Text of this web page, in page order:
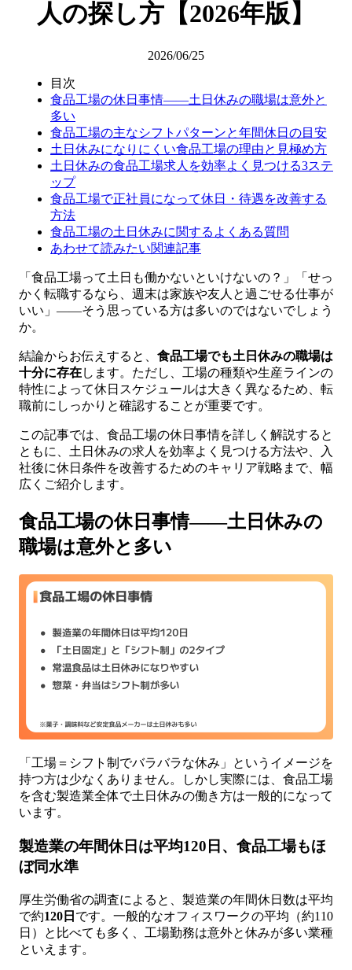
人の探し方【2026年版】
2026/06/25
目次
食品工場の休日事情——土日休みの職場は意外と
多い
食品工場の主なシフトパターンと年間休日の目安
土日休みになりにくい食品工場の理由と見極め方
土日休みの食品工場求人を効率よく見つける3ステ
ップ
食品工場で正社員になって休日・待遇を改善する
方法
食品工場の土日休みに関するよくある質問
あわせて読みたい関連記事
「食品工場って土日も働かないといけないの？」「せっ
かく転職するなら、週末は家族や友人と過ごせる仕事が
いい」——そう思っている方は多いのではないでしょう
か。
結論からお伝えすると、 食品工場でも土日休みの職場は
十分に存在します。ただし、工場の種類や生産ラインの
特性によって休日スケジュールは大きく異なるため、転
職前にしっかりと確認することが重要です。
この記事では、食品工場の休日事情を詳しく解説すると
ともに、土日休みの求人を効率よく見つける方法や、入
社後に休日条件を改善するためのキャリア戦略まで、幅
広くご紹介します。
食品工場の休日事情——土日休みの
職場は意外と多い
「工場＝シフト制でバラバラな休み」というイメージを
持つ方は少なくありません。しかし実際には、食品工場
を含む製造業全体で土日休みの働き方は一般的になって
います。
製造業の年間休日は平均120日、食品工場もほ
ぼ同水準
厚生労働省の調査によると、製造業の年間休日数は平均
で約120日 です。一般的なオフィスワークの平均（約110
日）と比べても多く、工場勤務は意外と休みが多い業種
といえます。